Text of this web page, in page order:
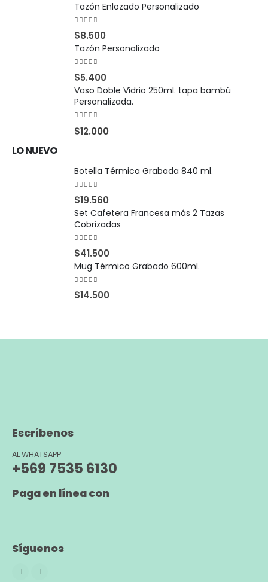
Tazón Enlozado Personalizado
0
$8.500
Tazón Personalizado
0
$5.400
Vaso Doble Vidrio 250ml. tapa bambú
Personalizada.
$12.000
LO NUEVO
Botella Térmica Grabada 840 ml.
$19.560
Set Cafetera Francesa más 2 Tazas
Cobrizadas
$41.500
Mug Térmico Grabado 600ml.
0
$14.500
Escríbenos
AL WHATSAPP
+569 7535 6130
Paga en línea con
Síguenos